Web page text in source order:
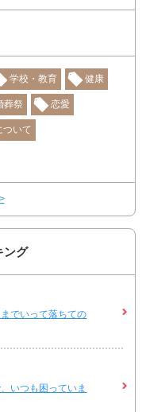
学校・教育 健康
葬祭 恋愛
ついて
ング
でいって落ちての
いつも困っていま